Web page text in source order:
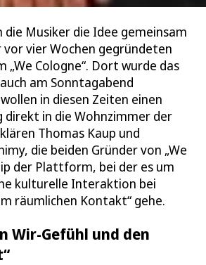
Musiker die Idee gemeinsam
vier Wochen gegründeten
Cologne“. Dort wurde das
am Sonntagabend
in diesen Zeiten einen
in die Wohnzimmer der
Thomas Kaup und
die beiden Gründer von „We
der Plattform, bei der es um
kulturelle Interaktion bei
räumlichen Kontakt“ gehe.
Wir-Gefühl und den